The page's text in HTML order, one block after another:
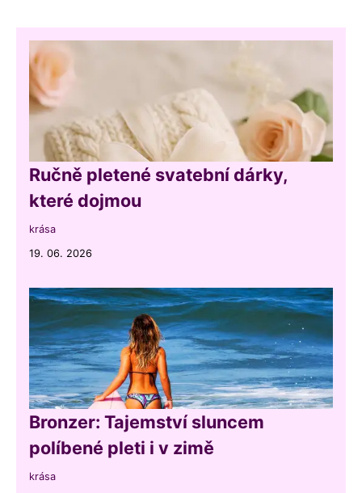
Ručně pletené svatební dárky,
které dojmou
krása
19. 06. 2026
Bronzer: Tajemství sluncem
políbené pleti i v zimě
krása